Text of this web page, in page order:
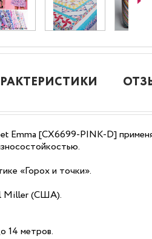
Emma [CX6699-PINK-D]
«Горох и точки».
Miller (США).
14 метров.